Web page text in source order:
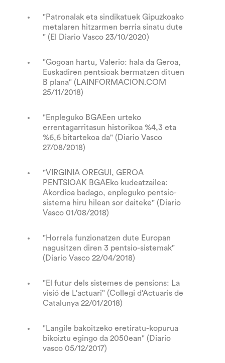
"Patronalak eta sindikatuek Gipuzkoako
metalaren hitzarmen berria sinatu dute
" (El Diario Vasco 23/10/2020)
"Gogoan hartu, Valerio: hala da Geroa,
Euskadiren pentsioak bermatzen dituen
B plana" (LAINFORMACION.COM
25/11/2018)
"Enpleguko BGAEen urteko
errentagarritasun historikoa %4,3 eta
%6,6 bitartekoa da" (Diario Vasco
27/08/2018)
"VIRGINIA OREGUI, GEROA
PENTSIOAK BGAEko kudeatzailea:
Akordioa badago, enpleguko pentsio-
sistema hiru hilean sor daiteke" (Diario
Vasco 01/08/2018)
"Horrela funzionatzen dute Europan
nagusitzen diren 3 pentsio-sistemak"
(Diario Vasco 22/04/2018)
"El futur dels sistemes de pensions: La
visió de L'actuari" (Collegi d'Actuaris de
Catalunya 22/01/2018)
"Langile bakoitzeko eretiratu-kopurua
bikoiztu egingo da 2050ean" (Diario
vasco 05/12/2017)